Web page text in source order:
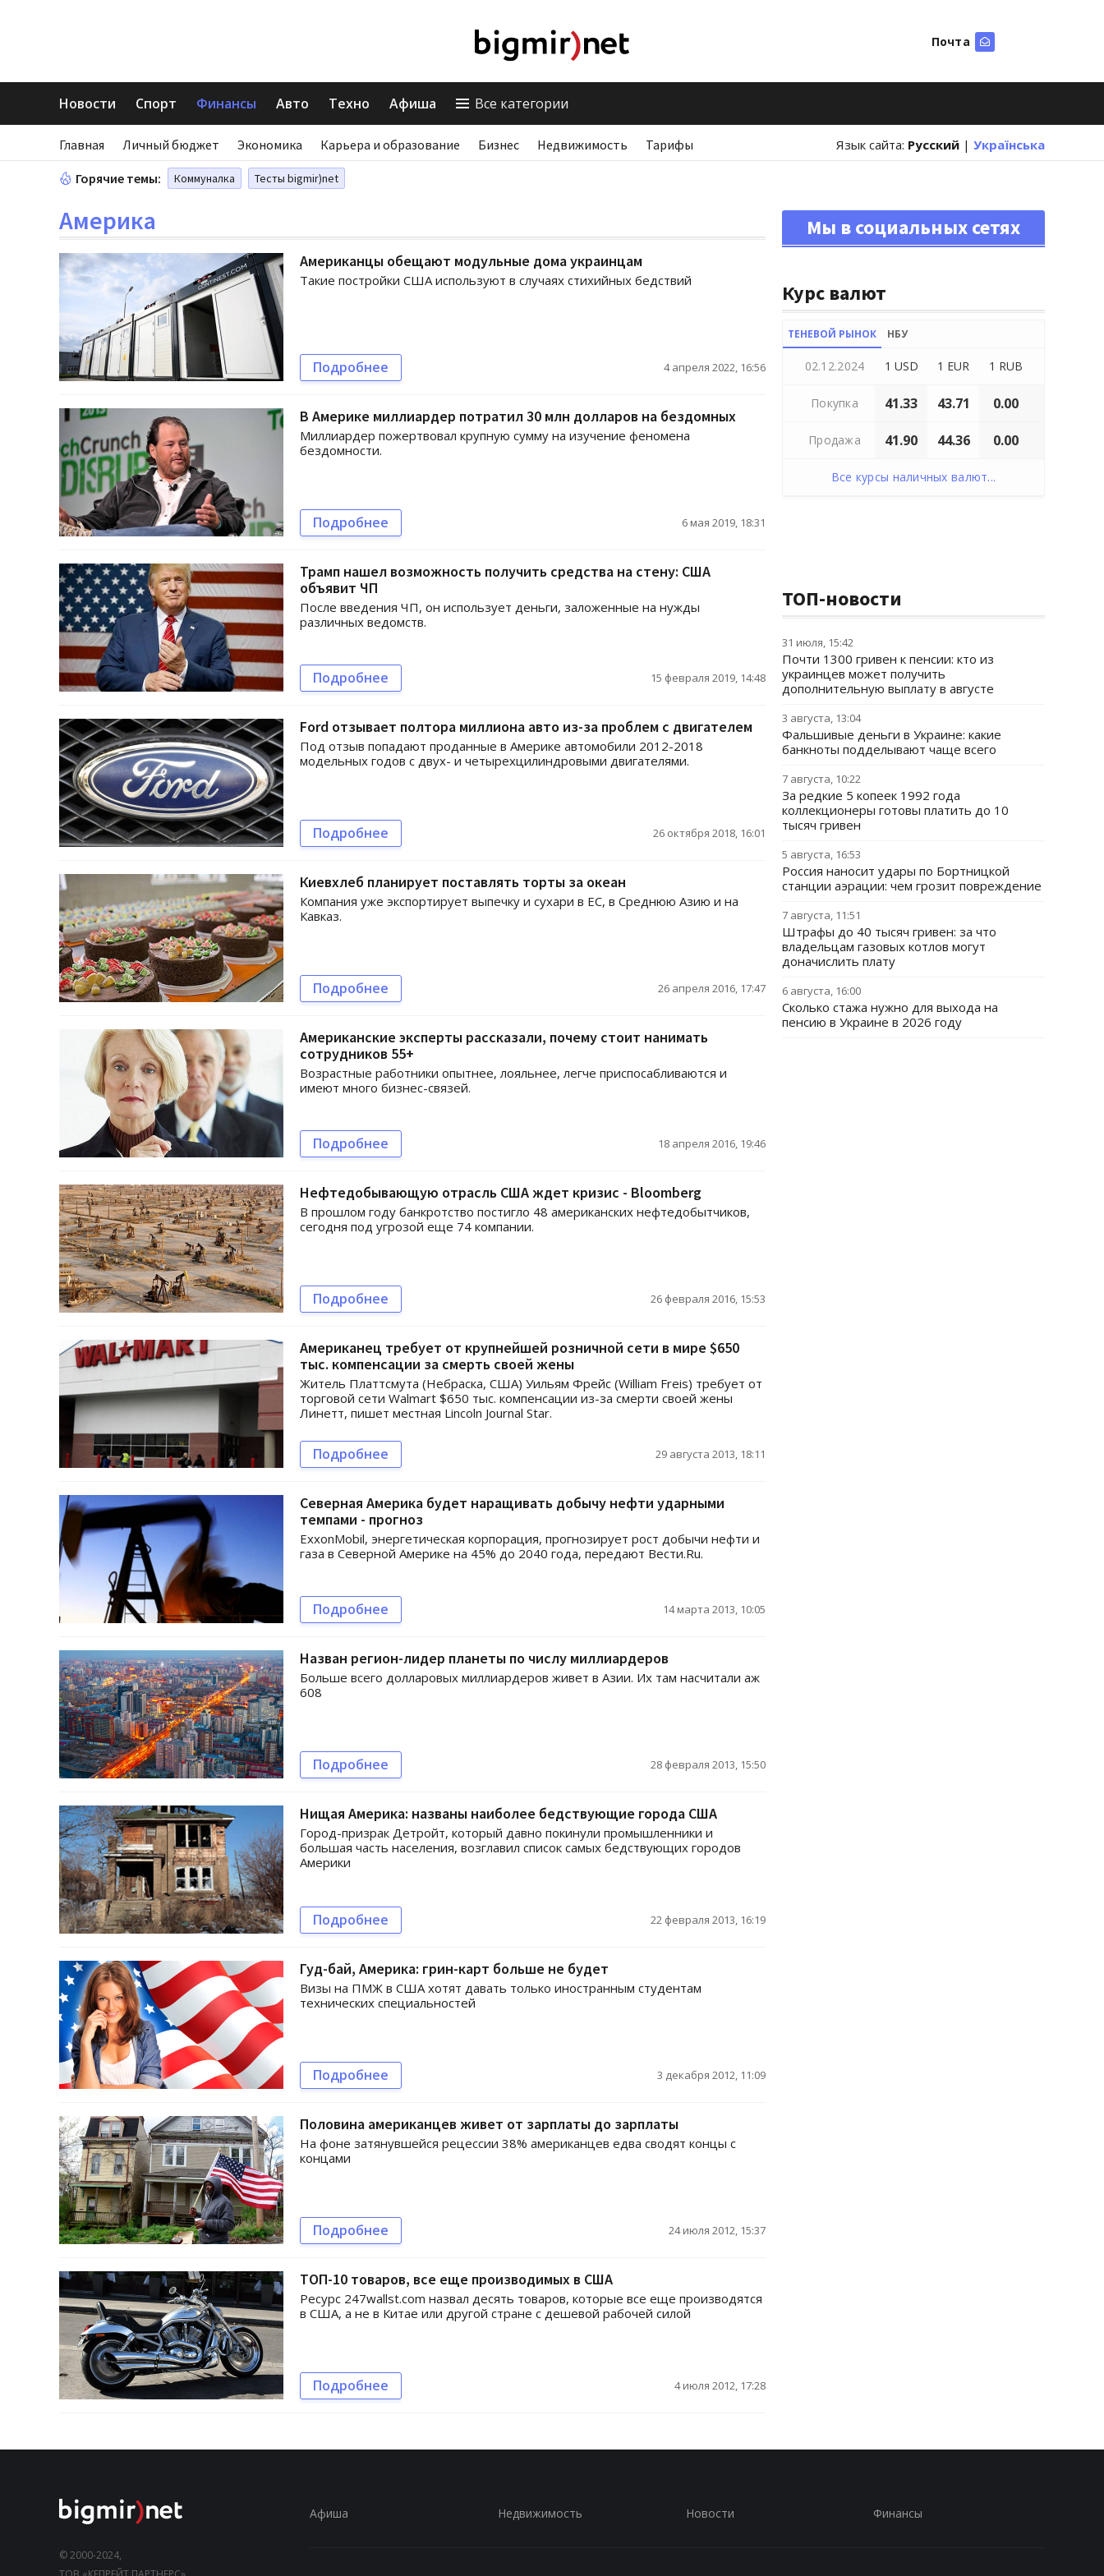
Почта
Новости Спорт Финансы Авто Техно Афиша Все категории
Главная Личный бюджет Экономика Карьера и образование Бизнес Недвижимость Тарифы Язык сайта: Русский | Українська
Горячие темы: Коммуналка Тесты bigmir)net
Америка
Американцы обещают модульные дома украинцам
Такие постройки США используют в случаях стихийных бедствий
Подробнее 4 апреля 2022, 16:56
В Америке миллиардер потратил 30 млн долларов на бездомных
Миллиардер пожертвовал крупную сумму на изучение феномена
бездомности.
Подробнее 6 мая 2019, 18:31
Трамп нашел возможность получить средства на стену: США
объявит ЧП
После введения ЧП, он использует деньги, заложенные на нужды
различных ведомств.
Подробнее 15 февраля 2019, 14:48
Ford отзывает полтора миллиона авто из-за проблем с двигателем
Под отзыв попадают проданные в Америке автомобили 2012-2018
модельных годов с двух- и четырехцилиндровыми двигателями.
Подробнее 26 октября 2018, 16:01
Киевхлеб планирует поставлять торты за океан
Компания уже экспортирует выпечку и сухари в ЕС, в Среднюю Азию и на
Кавказ.
Подробнее 26 апреля 2016, 17:47
Американские эксперты рассказали, почему стоит нанимать
сотрудников 55+
Возрастные работники опытнее, лояльнее, легче приспосабливаются и
имеют много бизнес-связей.
Подробнее 18 апреля 2016, 19:46
Нефтедобывающую отрасль США ждет кризис - Bloomberg
В прошлом году банкротство постигло 48 американских нефтедобытчиков,
сегодня под угрозой еще 74 компании.
Подробнее 26 февраля 2016, 15:53
Американец требует от крупнейшей розничной сети в мире $650
тыс. компенсации за смерть своей жены
Житель Платтсмута (Небраска, США) Уильям Фрейс (William Freis) требует от
торговой сети Walmart $650 тыс. компенсации из-за смерти своей жены
Линетт, пишет местная Lincoln Journal Star.
Подробнее 29 августа 2013, 18:11
Северная Америка будет наращивать добычу нефти ударными
темпами - прогноз
ExxonMobil, энергетическая корпорация, прогнозирует рост добычи нефти и
газа в Северной Америке на 45% до 2040 года, передают Вести.Ru.
Подробнее 14 марта 2013, 10:05
Назван регион-лидер планеты по числу миллиардеров
Больше всего долларовых миллиардеров живет в Азии. Их там насчитали аж
608
Подробнее 28 февраля 2013, 15:50
Нищая Америка: названы наиболее бедствующие города США
Город-призрак Детройт, который давно покинули промышленники и
большая часть населения, возглавил список самых бедствующих городов
Америки
Подробнее 22 февраля 2013, 16:19
Гуд-бай, Америка: грин-карт больше не будет
Визы на ПМЖ в США хотят давать только иностранным студентам
технических специальностей
Подробнее 3 декабря 2012, 11:09
Половина американцев живет от зарплаты до зарплаты
На фоне затянувшейся рецессии 38% американцев едва сводят концы с
концами
Подробнее 24 июля 2012, 15:37
ТОП-10 товаров, все еще производимых в США
Ресурс 247wallst.com назвал десять товаров, которые все еще производятся
в США, а не в Китае или другой стране с дешевой рабочей силой
Подробнее 4 июля 2012, 17:28
Мы в социальных сетях
Курс валют
ТЕНЕВОЙ РЫНОК НБУ
02.12.2024 1 USD 1 EUR 1 RUB
Покупка 41.33 43.71 0.00
Продажа 41.90 44.36 0.00
Все курсы наличных валют...
ТОП-новости
31 июля, 15:42
Почти 1300 гривен к пенсии: кто из
украинцев может получить
дополнительную выплату в августе
3 августа, 13:04
Фальшивые деньги в Украине: какие
банкноты подделывают чаще всего
7 августа, 10:22
За редкие 5 копеек 1992 года
коллекционеры готовы платить до 10
тысяч гривен
5 августа, 16:53
Россия наносит удары по Бортницкой
станции аэрации: чем грозит повреждение
7 августа, 11:51
Штрафы до 40 тысяч гривен: за что
владельцам газовых котлов могут
доначислить плату
6 августа, 16:00
Сколько стажа нужно для выхода на
пенсию в Украине в 2026 году
© 2000-2024,
Афиша Недвижимость Новости Финансы